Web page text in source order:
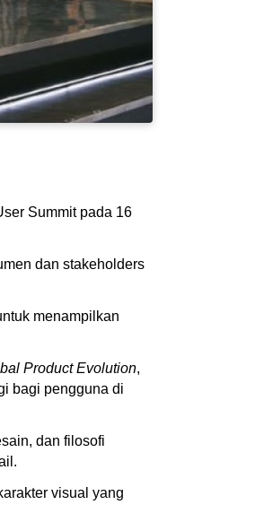
Summit pada 16
dan stakeholders
menampilkan
Product Evolution,
bagi pengguna di
dan filosofi
visual yang